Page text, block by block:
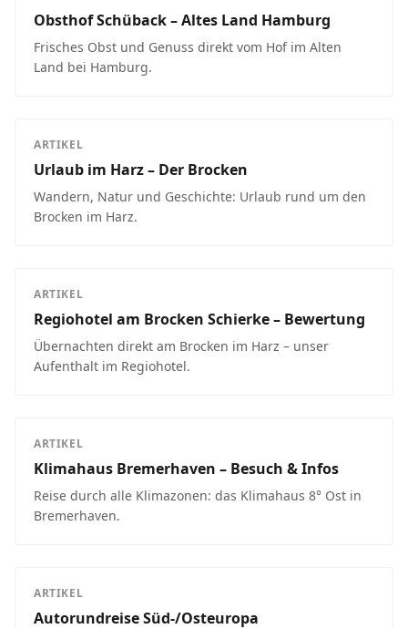
Obsthof Schüback – Altes Land Hamburg
Frisches Obst und Genuss direkt vom Hof im Alten
Land bei Hamburg.
ARTIKEL
Urlaub im Harz – Der Brocken
Wandern, Natur und Geschichte: Urlaub rund um den
Brocken im Harz.
ARTIKEL
Regiohotel am Brocken Schierke – Bewertung
Übernachten direkt am Brocken im Harz – unser
Aufenthalt im Regiohotel.
ARTIKEL
Klimahaus Bremerhaven – Besuch & Infos
Reise durch alle Klimazonen: das Klimahaus 8° Ost in
Bremerhaven.
ARTIKEL
Autorundreise Süd-/Osteuropa